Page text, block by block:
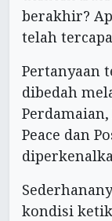
berakhir?
telah
Pertanyaan
dibedah
Peace dan
kondisi